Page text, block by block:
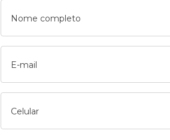
Nome completo
E-mail
Celular